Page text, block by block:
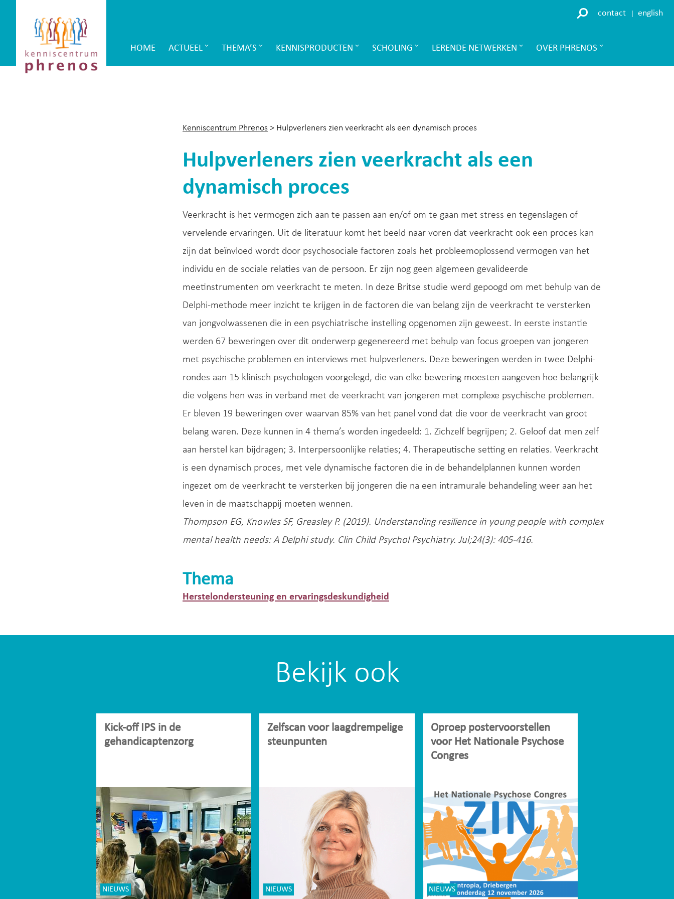
Phrenos
website
contact english
Main
HOME ACTUEEL THEMA’S KENNISPRODUCTEN SCHOLING LERENDE NETWERKEN OVER PHRENOS
Kenniscentrum Phrenos > Hulpverleners zien veerkracht als een dynamisch proces
Hulpverleners zien veerkracht als een
dynamisch proces
Veerkracht is het vermogen zich aan te passen aan en/of om te gaan met stress en tegenslagen of
vervelende ervaringen. Uit de literatuur komt het beeld naar voren dat veerkracht ook een proces kan
zijn dat beïnvloed wordt door psychosociale factoren zoals het probleemoplossend vermogen van het
individu en de sociale relaties van de persoon. Er zijn nog geen algemeen gevalideerde
meetinstrumenten om veerkracht te meten. In deze Britse studie werd gepoogd om met behulp van de
Delphi-methode meer inzicht te krijgen in de factoren die van belang zijn de veerkracht te versterken
van jongvolwassenen die in een psychiatrische instelling opgenomen zijn geweest. In eerste instantie
werden 67 beweringen over dit onderwerp gegenereerd met behulp van focus groepen van jongeren
met psychische problemen en interviews met hulpverleners. Deze beweringen werden in twee Delphi-
rondes aan 15 klinisch psychologen voorgelegd, die van elke bewering moesten aangeven hoe belangrijk
die volgens hen was in verband met de veerkracht van jongeren met complexe psychische problemen.
Er bleven 19 beweringen over waarvan 85% van het panel vond dat die voor de veerkracht van groot
belang waren. Deze kunnen in 4 thema’s worden ingedeeld: 1. Zichzelf begrijpen; 2. Geloof dat men zelf
aan herstel kan bijdragen; 3. Interpersoonlijke relaties; 4. Therapeutische setting en relaties. Veerkracht
is een dynamisch proces, met vele dynamische factoren die in de behandelplannen kunnen worden
ingezet om de veerkracht te versterken bij jongeren die na een intramurale behandeling weer aan het
leven in de maatschappij moeten wennen.
Thompson EG, Knowles SF, Greasley P. (2019). Understanding resilience in young people with complex
mental health needs: A Delphi study. Clin Child Psychol Psychiatry. Jul;24(3): 405-416.
Thema
Herstelondersteuning en ervaringsdeskundigheid
Bekijk ook
Kick-off IPS in de
gehandicaptenzorg
NIEUWS
Zelfscan voor laagdrempelige
steunpunten
NIEUWS
Oproep postervoorstellen
voor Het Nationale Psychose
Congres
NIEUWS